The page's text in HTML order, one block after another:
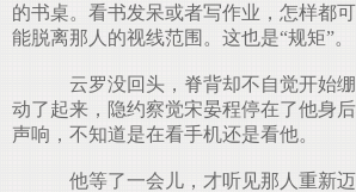
的书桌。看书发呆或者写作业，怎样都
能脱离那人的视线范围。这也是“规矩”。
云罗没回头，脊背却不自觉开始
动了起来，隐约察觉宋晏程停在了他身
声响，不知道是在看手机还是看他。
他等了一会儿，才听见那人重新迈